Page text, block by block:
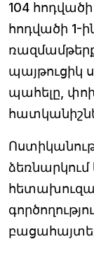
104
հոդվածի 1-
պայթուցիկ
պահելը,